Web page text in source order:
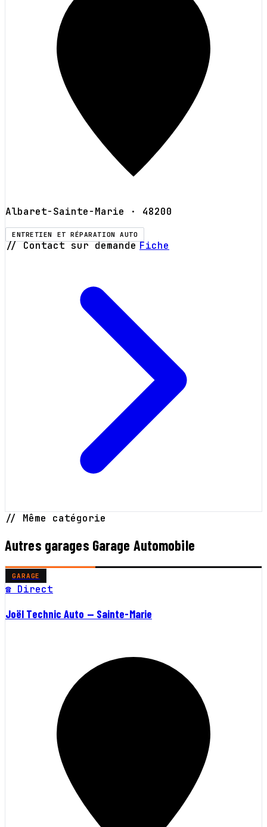
Albaret-Sainte-Marie · 48200
ENTRETIEN ET RÉPARATION AUTO
// Contact sur demande Fiche
// Même catégorie
Autres garages Garage Automobile
GARAGE
☎ Direct
Joël Technic Auto — Sainte-Marie